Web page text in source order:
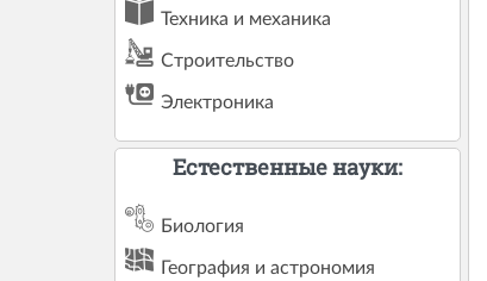
Техника и механика
Строительство
Электроника
Естественные науки:
Биология
География и астрономия